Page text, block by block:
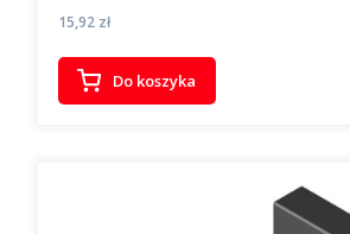
Cena
15,92 zł
Do koszyka